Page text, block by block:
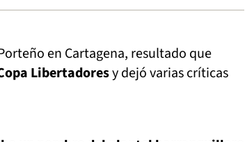
en Cartagena, resultado que
Libertadoresy dejó varias críticas